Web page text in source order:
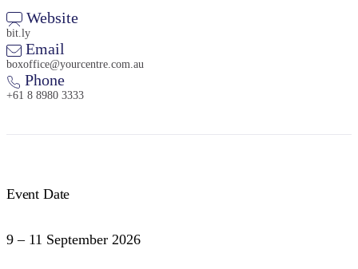
Website
bit.ly
Email
boxoffice@yourcentre.com.au
Phone
+61 8 8980 3333
Event Date
9 – 11 September 2026